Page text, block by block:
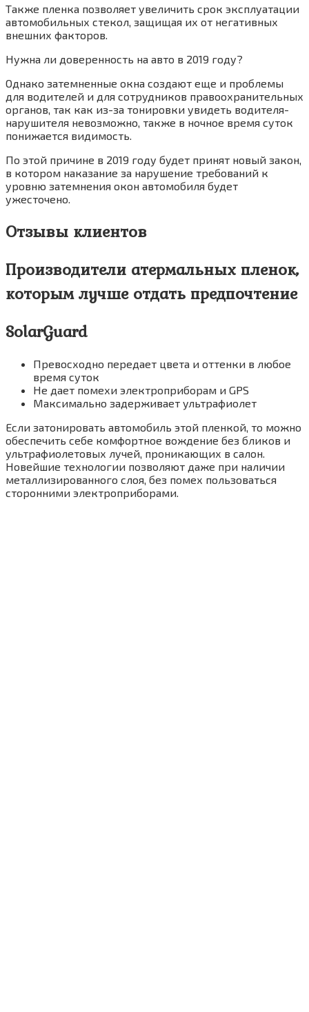
Также пленка позволяет увеличить срок эксплуатации
автомобильных стекол, защищая их от негативных
внешних факторов.
Нужна ли доверенность на авто в 2019 году?
Однако затемненные окна создают еще и проблемы
для водителей и для сотрудников правоохранительных
органов, так как из-за тонировки увидеть водителя-
нарушителя невозможно, также в ночное время суток
понижается видимость.
По этой причине в 2019 году будет принят новый закон,
в котором наказание за нарушение требований к
уровню затемнения окон автомобиля будет
ужесточено.
Отзывы клиентов
Производители атермальных пленок,
которым лучше отдать предпочтение
SolarGuard
Превосходно передает цвета и оттенки в любое
время суток
Не дает помехи электроприборам и GPS
Максимально задерживает ультрафиолет
Если затонировать автомобиль этой пленкой, то можно
обеспечить себе комфортное вождение без бликов и
ультрафиолетовых лучей, проникающих в салон.
Новейшие технологии позволяют даже при наличии
металлизированного слоя, без помех пользоваться
сторонними электроприборами.